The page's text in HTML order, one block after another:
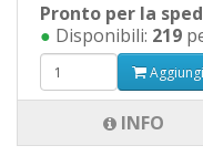
Pronto per la
● Disponibili: 219
Aggiungi
INFO